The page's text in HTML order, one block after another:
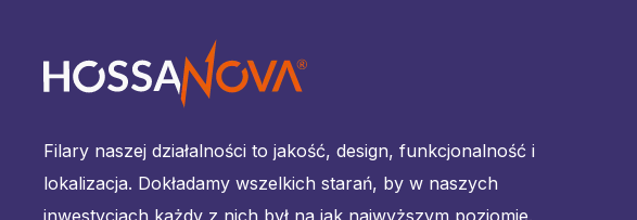
Filary naszej działalności to jakość, design, funkcjonalność i
lokalizacja. Dokładamy wszelkich starań, by w naszych